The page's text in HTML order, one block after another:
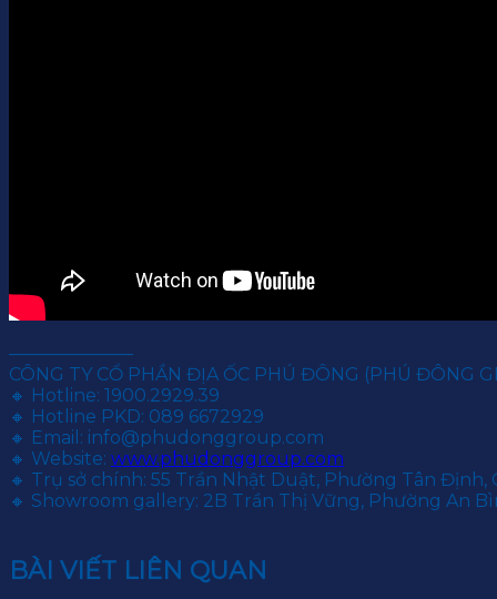
———————
CÔNG TY CỔ PHẦN ĐỊA ỐC PHÚ ĐÔNG (PHÚ ĐÔNG
🔸 Hotline: 1900.2929.39
🔸 Hotline PKD: 089 6672929
🔸 Email: info@phudonggroup.com
🔸 Website: www.phudonggroup.com
🔸 Trụ sở chính: 55 Trần Nhật Duật, Phường Tân Định,
🔸 Showroom gallery: 2B Trần Thị Vững, Phường An
BÀI VIẾT LIÊN QUAN